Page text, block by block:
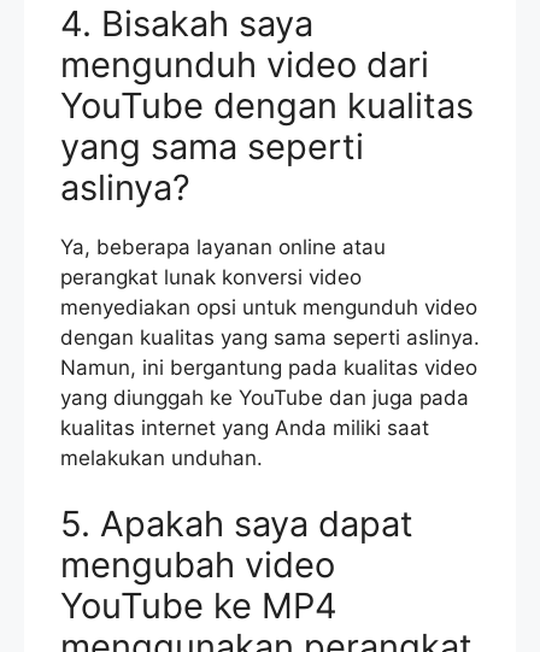
4. Bisakah saya
mengunduh video dari
YouTube dengan kualitas
yang sama seperti
aslinya?
Ya, beberapa layanan online atau
perangkat lunak konversi video
menyediakan opsi untuk mengunduh video
dengan kualitas yang sama seperti aslinya.
Namun, ini bergantung pada kualitas video
yang diunggah ke YouTube dan juga pada
kualitas internet yang Anda miliki saat
melakukan unduhan.
5. Apakah saya dapat
mengubah video
YouTube ke MP4